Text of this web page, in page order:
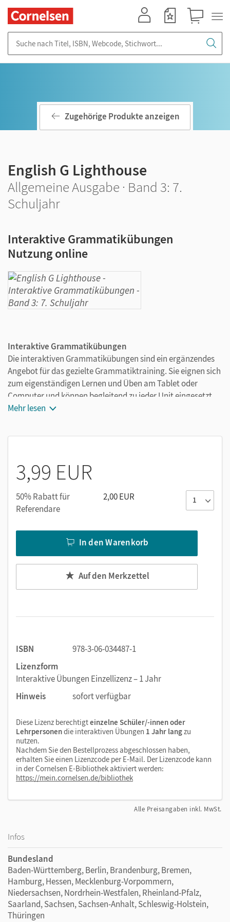
Zugehörige Produkte anzeigen
English G Lighthouse
Allgemeine Ausgabe · Band 3: 7.
Schuljahr
Interaktive Grammatikübungen
Nutzung online
Interaktive Grammatikübungen
Die interaktiven Grammatikübungen sind ein ergänzendes
Angebot für das gezielte Grammatiktraining. Sie eignen sich
zum eigenständigen Lernen und Üben am Tablet oder
Computer und können begleitend zu jeder Unit eingesetzt
werden.
zunehmenden Schwierigkeitsgrad und
Dreifachdifferenzierung
Vielfältige Übungsformen: Drag & Drop, Lückentext/-
sätze, Single Choice, Verbinden, Wörter markieren,
Arbeitsanweisung wahlweise auf Deutsch oder
Mehr lesen
3,99 EUR
50% Rabatt für
Referendare
2,00 EUR
In den Warenkorb
Auf den Merkzettel
ISBN
978-3-06-034487-1
Lizenzform
Interaktive Übungen Einzellizenz – 1 Jahr
Hinweis
sofort verfügbar
Diese Lizenz berechtigteinzelne Schüler/-innen oder
Lehrpersonendie interaktiven Übungen 1 Jahr langzu
nutzen.
Nachdem Sie den Bestellprozess abgeschlossen haben,
erhalten Sie einen Lizenzcode per E-Mail. Der Lizenzcode kann
in der Cornelsen E-Bibliothek aktiviert werden:
https://mein.cornelsen.de/bibliothek
Alle Preisangaben inkl. MwSt.
Infos
Bundesland
Baden-Württemberg, Berlin, Brandenburg, Bremen,
Hamburg, Hessen, Mecklenburg-Vorpommern,
Niedersachsen, Nordrhein-Westfalen, Rheinland-Pfalz,
Saarland, Sachsen, Sachsen-Anhalt, Schleswig-Holstein,
Thüringen